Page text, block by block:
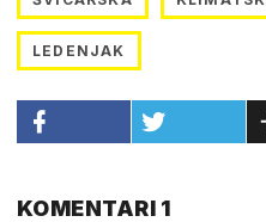
LEDENJAK
KOMENTARI 1